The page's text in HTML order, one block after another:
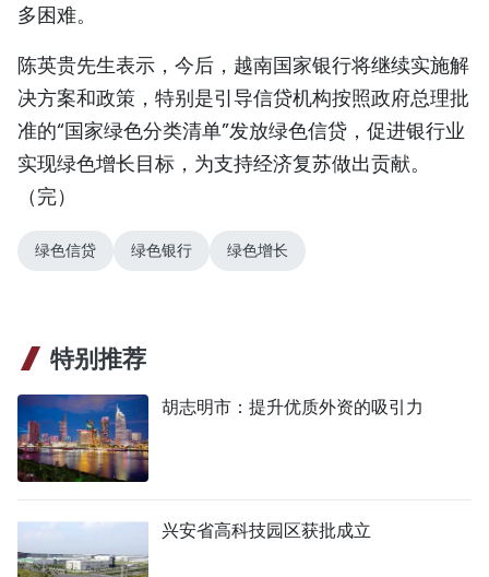
多困难。
陈英贵先生表示，今后，越南国家银行将继续实施解
决方案和政策，特别是引导信贷机构按照政府总理批
准的“国家绿色分类清单”发放绿色信贷，促进银行业
实现绿色增长目标，为支持经济复苏做出贡献。
（完）
绿色信贷 绿色银行 绿色增长
特别推荐
胡志明市：提升优质外资的吸引力
兴安省高科技园区获批成立